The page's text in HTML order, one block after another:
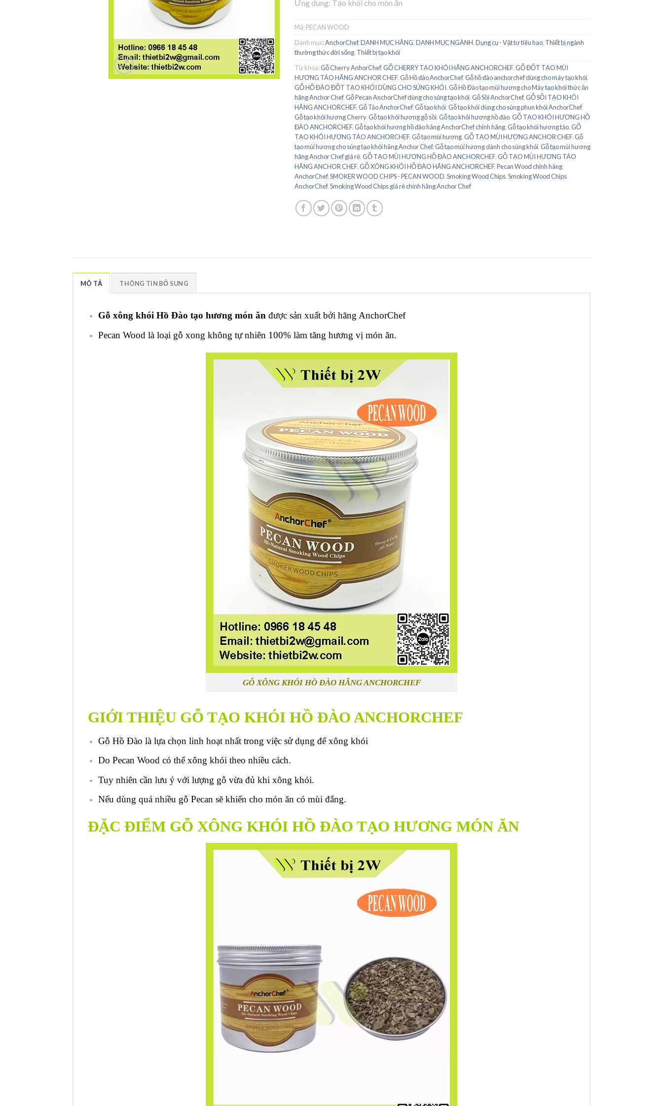
Ứng dụng: Tạo khói cho món ăn
Mã: PECAN WOOD
Danh mục:AnchorChef,DANH MỤC HÃNG,DANH MỤC NGÀNH,Dụng cụ - Vật tư tiêu hao, Thiết bị ngành
thường thức đời sống, Thiết bị tạo khói
Từ khóa:Gỗ Cherry AnhorChef,GỖ CHERRY TẠO KHÓI HÃNG ANCHORCHEF,GỖ ĐỐT TẠO MÙI
HƯƠNG TÁO HÃNG ANCHOR CHEF,Gỗ Hồ đào AnchorChef,Gỗ hồ đào anchorchef dùng cho máy tạo khói,
GỖ HỒ ĐÀO ĐỐT TẠO KHÓI DÙNG CHO SÚNG KHÓI,Gỗ Hồ Đào tạo mùi hương cho Máy tạo khói thức ăn
hãng Anchor Chef,Gỗ Pecan AnchorChef dùng cho súng tạo khói,Gỗ Sồi AnchorChef,GỖ SỒI TẠO KHÓI
HÃNG ANCHORCHEF,Gỗ Táo AnchorChef,Gỗ tạo khói,Gỗ tạo khói dùng cho súng phun khói AnchorChef,
Gỗ tạo khói hương Cherry,Gỗ tạo khói hương gỗ sồi,Gỗ tạo khói hương hồ đào,GỖ TẠO KHÓI HƯƠNG HỒ
ĐÀO ANCHORCHEF,Gỗ tạo khói hương hồ đào hãng AnchorChef chính hãng,Gỗ tạo khói hương táo,GỖ
TẠO KHÓI HƯƠNG TÁO ANCHORCHEF,Gỗ tạo mùi hương,GỖ TẠO MÙI HƯƠNG ANCHOR CHEF,Gỗ
tạo mùi hương cho súng tạo khói hãng Anchor Chef,Gỗ tạo mùi hương dành cho súng khói,Gỗ tạo mùi hương
hãng Anchor Chef giá rẻ,GỖ TẠO MÙI HƯƠNG HỒ ĐÀO ANCHORCHEF,GỖ TẠO MÙI HƯƠNG TÁO
HÃNG ANCHOR CHEF,GỖ XÔNG KHÓI HỒ ĐÀO HÃNG ANCHORCHEF,Pecan Wood chính hãng
AnchorChef,SMOKER WOOD CHIPS - PECAN WOOD,Smoking Wood Chips,Smoking Wood Chips
AnchorChef,Smoking Wood Chips giá rẻ chính hãng Anchor Chef
MÔ TẢ THÔNG TIN BỔ SUNG
Gỗ xông khói Hồ Đào tạo hương món ăn được sản xuất bởi hãng AnchorChef
Pecan Wood là loại gỗ xong không tự nhiên 100% làm tăng hương vị món ăn.
GỖ XÔNG KHÓI HỒ ĐÀO HÃNG ANCHORCHEF
GIỚI THIỆU GỖ TẠO KHÓI HỒ ĐÀO ANCHORCHEF
Gỗ Hồ Đào là lựa chọn linh hoạt nhất trong việc sử dụng để xông khói
Do Pecan Wood có thể xông khói theo nhiều cách.
Tuy nhiên cần lưu ý với lượng gỗ vừa đủ khi xông khói.
Nếu dùng quá nhiều gỗ Pecan sẽ khiến cho món ăn có mùi đắng.
ĐẶC ĐIỂM GỖ XÔNG KHÓI HỒ ĐÀO TẠO HƯƠNG MÓN ĂN